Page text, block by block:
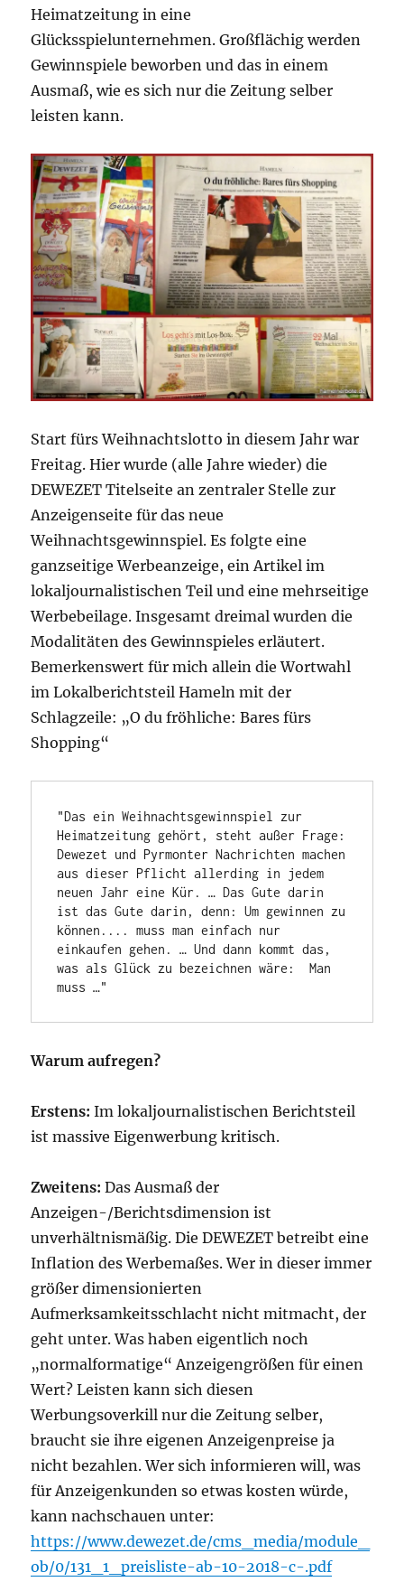
Heimatzeitung in eine
Glücksspielunternehmen. Großflächig werden
Gewinnspiele beworben und das in einem
Ausmaß, wie es sich nur die Zeitung selber
leisten kann.
Start fürs Weihnachtslotto in diesem Jahr war
Freitag. Hier wurde (alle Jahre wieder) die
DEWEZET Titelseite an zentraler Stelle zur
Anzeigenseite für das neue
Weihnachtsgewinnspiel. Es folgte eine
ganzseitige Werbeanzeige, ein Artikel im
lokaljournalistischen Teil und eine mehrseitige
Werbebeilage. Insgesamt dreimal wurden die
Modalitäten des Gewinnspieles erläutert.
Bemerkenswert für mich allein die Wortwahl
im Lokalberichtsteil Hameln mit der
Schlagzeile: „O du fröhliche: Bares fürs
Shopping“
"Das ein Weihnachtsgewinnspiel zur
Heimatzeitung gehört, steht außer Frage:
Dewezet und Pyrmonter Nachrichten machen
aus dieser Pflicht allerding in jedem
neuen Jahr eine Kür. … Das Gute darin
ist das Gute darin, denn: Um gewinnen zu
können.... muss man einfach nur
einkaufen gehen. … Und dann kommt das,
was als Glück zu bezeichnen wäre:  Man
muss …"
Warum aufregen?
Erstens: Im lokaljournalistischen Berichtsteil
ist massive Eigenwerbung kritisch.
Zweitens: Das Ausmaß der
Anzeigen-/Berichtsdimension ist
unverhältnismäßig. Die DEWEZET betreibt eine
Inflation des Werbemaßes. Wer in dieser immer
größer dimensionierten
Aufmerksamkeitsschlacht nicht mitmacht, der
geht unter. Was haben eigentlich noch
„normalformatige“ Anzeigengrößen für einen
Wert? Leisten kann sich diesen
Werbungsoverkill nur die Zeitung selber,
braucht sie ihre eigenen Anzeigenpreise ja
nicht bezahlen. Wer sich informieren will, was
für Anzeigenkunden so etwas kosten würde,
kann nachschauen unter:
https://www.dewezet.de/cms_media/module_
ob/0/131_1_preisliste-ab-10-2018-c-.pdf